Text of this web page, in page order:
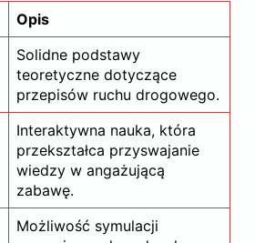
Opis
Solidne podstawy
teoretyczne dotyczące
przepisów ruchu drogowego.
Interaktywna nauka, która
przekształca przyswajanie
wiedzy w angażującą
zabawę.
Możliwość symulacji